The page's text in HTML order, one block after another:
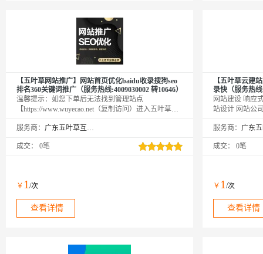
【五叶草网站推广】网站首页优化baidu收录搜狗seo
排名360关键词推广（服务热线:4009030002 转10646）
温馨提示：如您下单后无法找到管理站点
【https://www.wuyecao.net（复制访问）进入五叶草官
品（如遇问题，联系售后）】【该产品合适各个行
服务商： 广东五叶草互联网科技有限公司
成交： 0笔
￥ 1 /次
查看详情
【五叶草云建
录快（服务热线
网站建设 响应
站设计 网站公
【https://
品（如遇问题
服务商：
成交： 0笔
￥ 1/次
查看详情